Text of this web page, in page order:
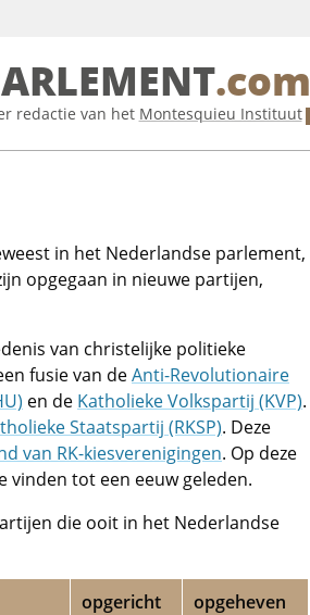
.com
redactie van het Montesquieu Instituut
in het Nederlandse parlement,
opgegaan in nieuwe partijen,
van christelijke politieke
fusie van deAnti-Revolutionaire
en de Katholieke Volkspartij (KVP).
Staatspartij (RKSP). Deze
van RK-kiesverenigingen. Op deze
vinden tot een eeuw geleden.
die ooit in het Nederlandse
opgericht
opgeheven